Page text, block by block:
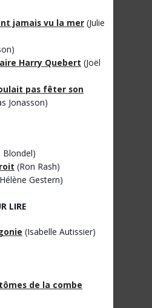
jamais vu la mer (Julie
Harry Quebert (Joël
pas fêter son
Jonasson)
Blondel)
(Ron Rash)
Gestern)
LIRE
(Isabelle Autissier)
de la combe